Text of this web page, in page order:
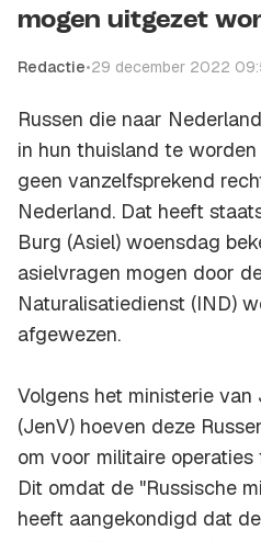
mogen uitgezet
Redactie•29 december 2022
Russen die naar
in hun thuisland te
geen vanzelfsprekend
Nederland. Dat heeft
Burg (Asiel) woensdag
asielvragen mogen door
Naturalisatiedienst (IND)
afgewezen.
Volgens het ministerie
(JenV) hoeven deze
om voor militaire
Dit omdat de "Russische
heeft aangekondigd dat